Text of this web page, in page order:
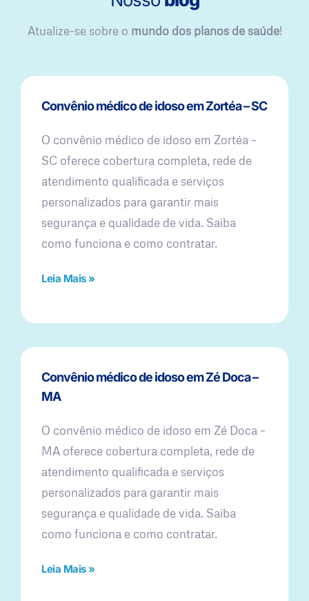
Atualize-se sobre o mundo dos planos de saúde!
Convênio médico de idoso em Zortéa – SC
O convênio médico de idoso em Zortéa –
SC oferece cobertura completa, rede de
atendimento qualificada e serviços
personalizados para garantir mais
segurança e qualidade de vida. Saiba
como funciona e como contratar.
Leia Mais »
Convênio médico de idoso em Zé Doca –
MA
O convênio médico de idoso em Zé Doca –
MA oferece cobertura completa, rede de
atendimento qualificada e serviços
personalizados para garantir mais
segurança e qualidade de vida. Saiba
como funciona e como contratar.
Leia Mais »